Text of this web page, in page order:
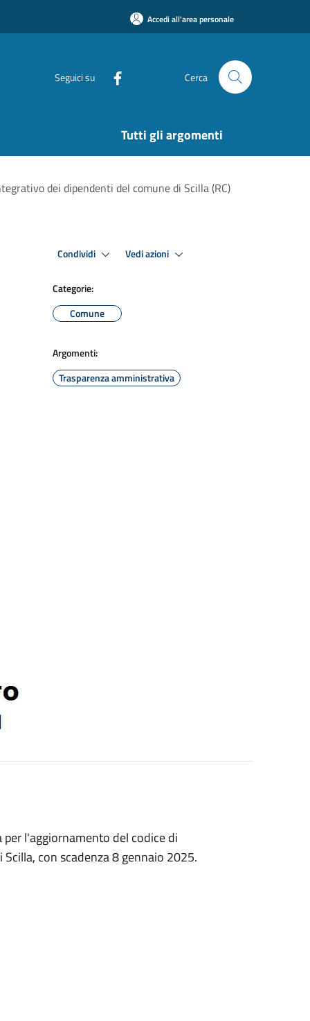
Accedi all'area personale
Seguici su Cerca
Tutti gli argomenti
dei dipendenti del comune di Scilla (RC)
Condividi Vedi azioni
Categorie:
Comune
Argomenti:
Trasparenza amministrativa
l'aggiornamento del codice di
con scadenza 8 gennaio 2025.